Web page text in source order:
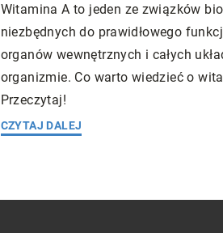
Witamina A to jeden ze związków
niezbędnych do prawidłowego
organów wewnętrznych i całych
organizmie. Co warto wiedzieć o
Przeczytaj!
CZYTAJ DALEJ